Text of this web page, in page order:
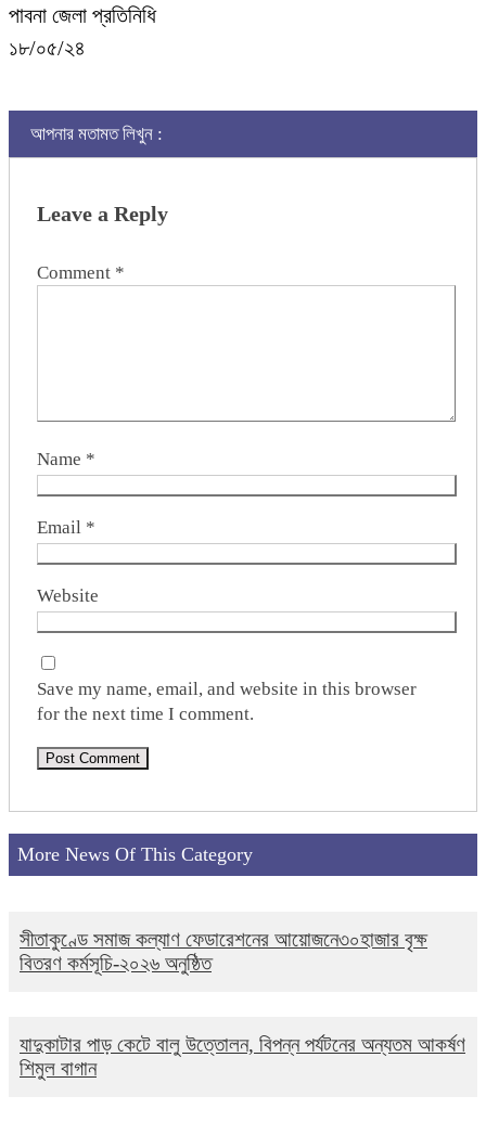
পাবনা জেলা প্রতিনিধি
১৮/০৫/২৪
আপনার মতামত লিখুন :
Leave a Reply
Comment *
Name *
Email *
Website
Save my name, email, and website in this browser
for the next time I comment.
More News Of This Category
সীতাকুণ্ডে সমাজ কল্যাণ ফেডারেশনের আয়োজনে৩০হাজার বৃক্ষ
বিতরণ কর্মসূচি-২০২৬ অনুষ্ঠিত
যাদুকাটার পাড় কেটে বালু উত্তোলন, বিপন্ন পর্যটনের অন্যতম আকর্ষণ
শিমুল বাগান